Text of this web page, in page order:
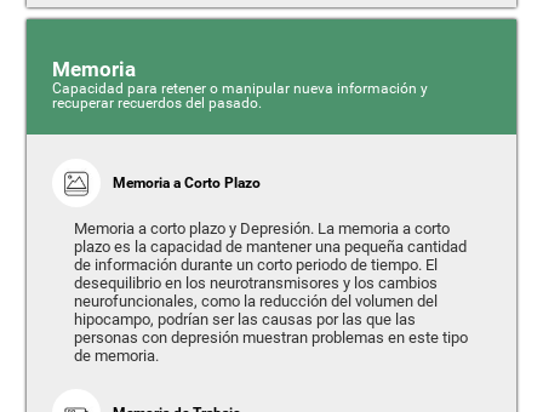
Memoria
Capacidad para retener o manipular nueva información y
recuperar recuerdos del pasado.
Memoria a Corto Plazo
Memoria a corto plazo y Depresión. La memoria a corto
plazo es la capacidad de mantener una pequeña cantidad
de información durante un corto periodo de tiempo. El
desequilibrio en los neurotransmisores y los cambios
neurofuncionales, como la reducción del volumen del
hipocampo, podrían ser las causas por las que las
personas con depresión muestran problemas en este tipo
de memoria.